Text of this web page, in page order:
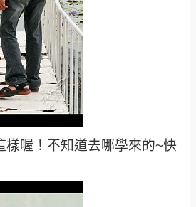
樣喔！不知道去哪學來的~快